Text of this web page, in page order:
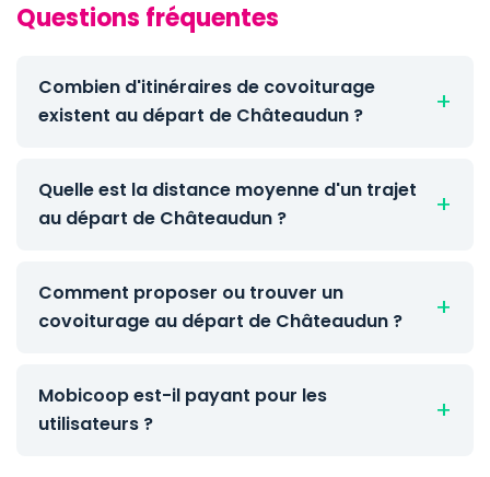
Questions fréquentes
Combien d'itinéraires de covoiturage
existent au départ de Châteaudun ?
Quelle est la distance moyenne d'un trajet
au départ de Châteaudun ?
Comment proposer ou trouver un
covoiturage au départ de Châteaudun ?
Mobicoop est-il payant pour les
utilisateurs ?